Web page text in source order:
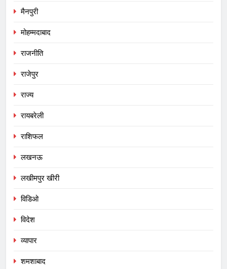
मैनपुरी
मोहम्मदाबाद
राजनीति
राजेपुर
राज्य
रायबरेली
राशिफल
लखनऊ
लखीमपुर खीरी
विडिओ
विदेश
व्यापार
शमशाबाद